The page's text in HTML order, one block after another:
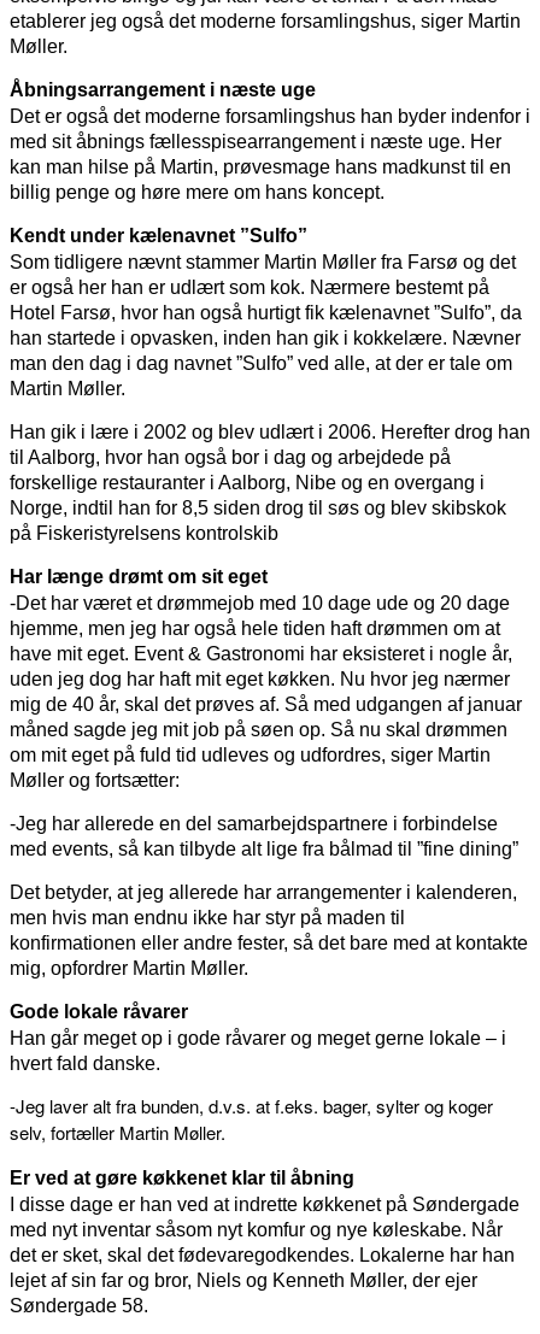
etablerer jeg også det moderne forsamlingshus, siger Martin
Møller.
Åbningsarrangement i næste uge
Det er også det moderne forsamlingshus han byder indenfor i
med sit åbnings fællesspisearrangement i næste uge. Her
kan man hilse på Martin, prøvesmage hans madkunst til en
billig penge og høre mere om hans koncept.
Kendt under kælenavnet ”Sulfo”
Som tidligere nævnt stammer Martin Møller fra Farsø og det
er også her han er udlært som kok. Nærmere bestemt på
Hotel Farsø, hvor han også hurtigt fik kælenavnet ”Sulfo”, da
han startede i opvasken, inden han gik i kokkelære. Nævner
man den dag i dag navnet ”Sulfo” ved alle, at der er tale om
Martin Møller.
Han gik i lære i 2002 og blev udlært i 2006. Herefter drog han
til Aalborg, hvor han også bor i dag og arbejdede på
forskellige restauranter i Aalborg, Nibe og en overgang i
Norge, indtil han for 8,5 siden drog til søs og blev skibskok
på Fiskeristyrelsens kontrolskib
Har længe drømt om sit eget
-Det har været et drømmejob med 10 dage ude og 20 dage
hjemme, men jeg har også hele tiden haft drømmen om at
have mit eget. Event & Gastronomi har eksisteret i nogle år,
uden jeg dog har haft mit eget køkken. Nu hvor jeg nærmer
mig de 40 år, skal det prøves af. Så med udgangen af januar
måned sagde jeg mit job på søen op. Så nu skal drømmen
om mit eget på fuld tid udleves og udfordres, siger Martin
Møller og fortsætter:
-Jeg har allerede en del samarbejdspartnere i forbindelse
med events, så kan tilbyde alt lige fra bålmad til ”fine dining”
Det betyder, at jeg allerede har arrangementer i kalenderen,
men hvis man endnu ikke har styr på maden til
konfirmationen eller andre fester, så det bare med at kontakte
mig, opfordrer Martin Møller.
Gode lokale råvarer
Han går meget op i gode råvarer og meget gerne lokale – i
hvert fald danske.
-Jeg laver alt fra bunden, d.v.s. at f.eks. bager, sylter og koger
selv, fortæller Martin Møller.
Er ved at gøre køkkenet klar til åbning
I disse dage er han ved at indrette køkkenet på Søndergade
med nyt inventar såsom nyt komfur og nye køleskabe. Når
det er sket, skal det fødevaregodkendes. Lokalerne har han
lejet af sin far og bror, Niels og Kenneth Møller, der ejer
Søndergade 58.